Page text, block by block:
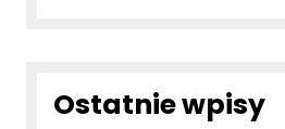
Ostatnie wpisy